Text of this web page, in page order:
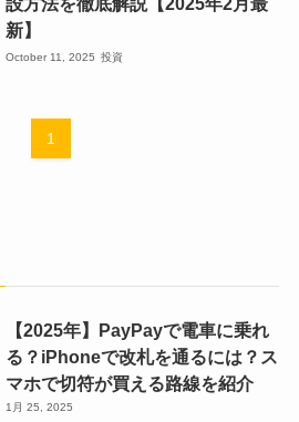
新】
October 11, 2025 投資
1
【2025年】PayPayで電車に乗れ
る？iPhoneで改札を通るには？ス
マホで切符が買える路線を紹介
1月 25, 2025